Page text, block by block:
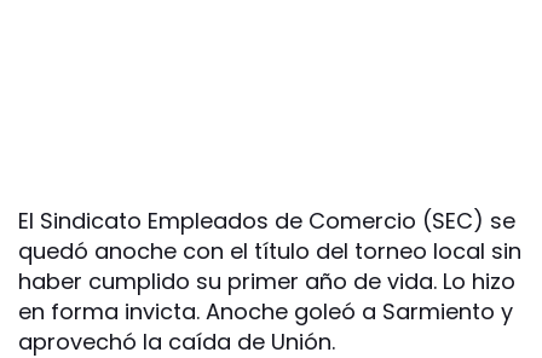
El Sindicato Empleados de Comercio (SEC) se
quedó anoche con el título del torneo local sin
haber cumplido su primer año de vida. Lo hizo
en forma invicta. Anoche goleó a Sarmiento y
aprovechó la caída de Unión.